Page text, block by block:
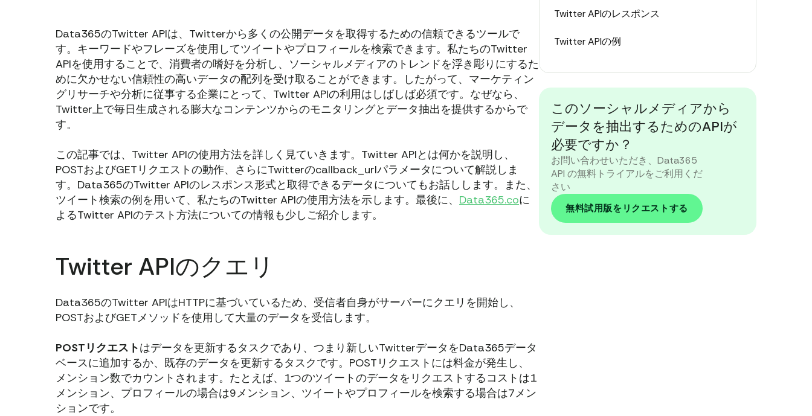
Data365のTwitter APIは、Twitterから多くの公開データを取得するための信頼できるツールで
す。キーワードやフレーズを使用してツイートやプロフィールを検索できます。私たちのTwitter
APIを使用することで、消費者の嗜好を分析し、ソーシャルメディアのトレンドを浮き彫りにするた
めに欠かせない信頼性の高いデータの配列を受け取ることができます。したがって、マーケティン
グリサーチや分析に従事する企業にとって、Twitter APIの利用はしばしば必須です。なぜなら、
Twitter上で毎日生成される膨大なコンテンツからのモニタリングとデータ抽出を提供するからで
す。
この記事では、Twitter APIの使用方法を詳しく見ていきます。Twitter APIとは何かを説明し、
POSTおよびGETリクエストの動作、さらにTwitterのcallback_urlパラメータについて解説しま
す。Data365のTwitter APIのレスポンス形式と取得できるデータについてもお話しします。また、
ツイート検索の例を用いて、私たちのTwitter APIの使用方法を示します。最後に、 Data365.coに
よるTwitter APIのテスト方法についての情報も少しご紹介します。
Twitter APIのクエリ
Data365のTwitter APIはHTTPに基づいているため、受信者自身がサーバーにクエリを開始し、
POSTおよびGETメソッドを使用して大量のデータを受信します。
POSTリクエストはデータを更新するタスクであり、つまり新しいTwitterデータをData365データ
ベースに追加するか、既存のデータを更新するタスクです。POSTリクエストには料金が発生し、
メンション数でカウントされます。たとえば、1つのツイートのデータをリクエストするコストは1
メンション、プロフィールの場合は9メンション、ツイートやプロフィールを検索する場合は7メン
ションです。
Twitter APIのレスポンス
Twitter APIの例
このソーシャルメディアから
データを抽出するためのAPIが
必要ですか？
お問い合わせいただき、Data365
API の無料トライアルをご利用くだ
さい
無料試用版をリクエストする